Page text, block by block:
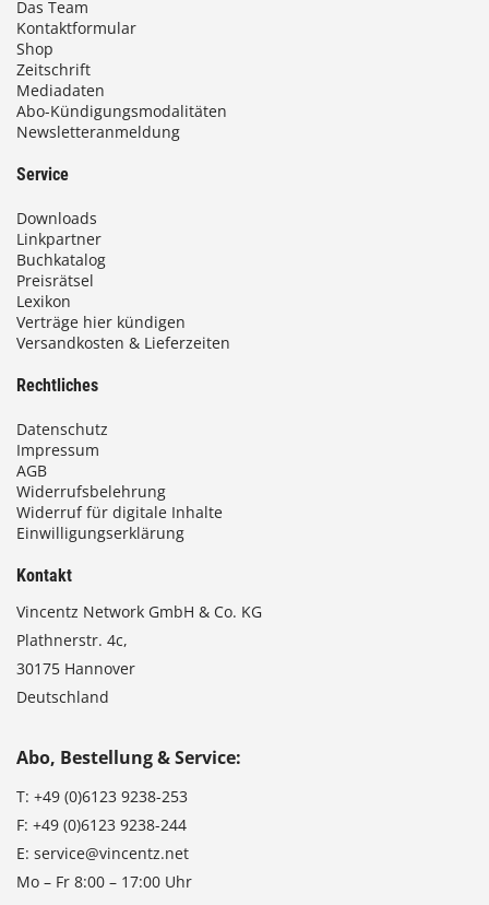
Das Team
Kontaktformular
Shop
Zeitschrift
Mediadaten
Abo-Kündigungsmodalitäten
Newsletteranmeldung
Service
Downloads
Linkpartner
Buchkatalog
Preisrätsel
Lexikon
Verträge hier kündigen
Versandkosten & Lieferzeiten
Rechtliches
Datenschutz
Impressum
AGB
Widerrufsbelehrung
Widerruf für digitale Inhalte
Einwilligungserklärung
Kontakt
Vincentz Network GmbH & Co. KG
Plathnerstr. 4c,
30175 Hannover
Deutschland
Abo, Bestellung & Service:
T: +49 (0)6123 9238-253
F: +49 (0)6123 9238-244
E: service@vincentz.net
Mo – Fr 8:00 – 17:00 Uhr